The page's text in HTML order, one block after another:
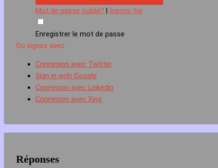
Mot de passe oublié? | Inscris-toi
Enregistrer le mot de passe
Ou signez avec
Connexion avec Twitter
Sign in with Google
Connexion avec Linkedin
Connexion avec Xing
Réponses